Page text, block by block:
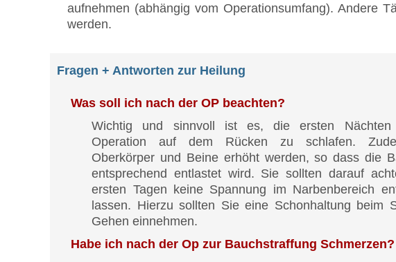
aufnehmen (abhängig vom Operationsumfang). Andere
werden.
Fragen + Antworten zur Heilung
Was soll ich nach der OP beachten?
Wichtig und sinnvoll ist es, die ersten
Operation auf dem Rücken zu schlafen.
Oberkörper und Beine erhöht werden, so dass die
entsprechend entlastet wird. Sie sollten darauf
ersten Tagen keine Spannung im Narbenbereich
lassen. Hierzu sollten Sie eine Schonhaltung beim
Gehen einnehmen.
Habe ich nach der Op zur Bauchstraffung Schmerzen?